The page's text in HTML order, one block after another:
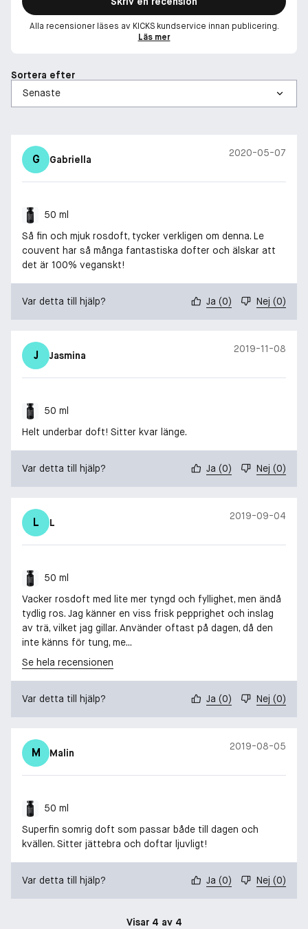
Alla recensioner läses av KICKS kundservice innan publicering.
Läs mer
Sortera efter
G Gabriella
2020-05-07
50 ml
Så fin och mjuk rosdoft, tycker verkligen om denna. Le
couvent har så många fantastiska dofter och älskar att
det är 100% veganskt!
Var detta till hjälp? Ja (0) Nej (0)
J Jasmina
2019-11-08
50 ml
Helt underbar doft! Sitter kvar länge.
Var detta till hjälp? Ja (0) Nej (0)
L L
2019-09-04
50 ml
Vacker rosdoft med lite mer tyngd och fyllighet, men ändå
tydlig ros. Jag känner en viss frisk pepprighet och inslag
av trä, vilket jag gillar. Använder oftast på dagen, då den
inte känns för tung, me...
Se hela recensionen
Var detta till hjälp? Ja (0) Nej (0)
M Malin
2019-08-05
50 ml
Superfin somrig doft som passar både till dagen och
kvällen. Sitter jättebra och doftar ljuvligt!
Var detta till hjälp? Ja (0) Nej (0)
Visar 4 av 4